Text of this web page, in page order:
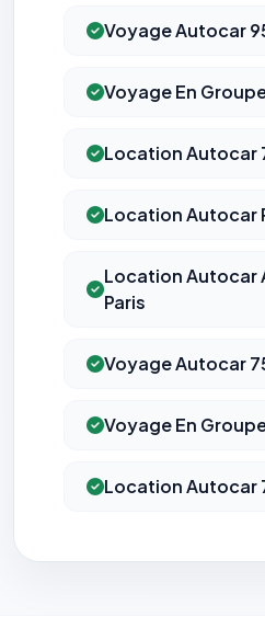
Voyage Autocar
Voyage En
Location Autocar
Location Autocar
Location Autocar
Paris
Voyage Autocar
Voyage En
Location Autocar